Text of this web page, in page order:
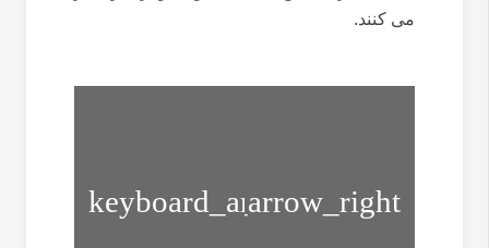
می کنند.
کمر
درد-
حرکتی